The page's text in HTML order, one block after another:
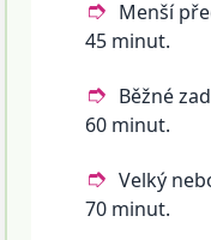
Menší
45 minut.
Běžné
60 minut.
Velký
70 minut.